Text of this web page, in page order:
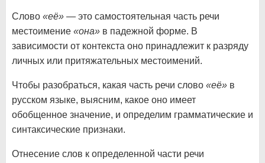
Слово «её» — это самостоятельная часть речи
местоимение «она» в падежной форме. В
зависимости от контекста оно принадлежит к разряду
личных или притяжательных местоимений.
Чтобы разобраться, какая часть речи слово «её» в
русском языке, выясним, какое оно имеет
обобщенное значение, и определим грамматические и
синтаксические признаки.
Отнесение слов к определенной части речи